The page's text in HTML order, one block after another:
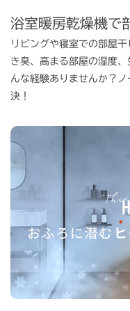
浴室暖房乾燥機で
リビングや寝室での部屋
き臭、高まる部屋の湿度
んな経験ありませんか？
決！